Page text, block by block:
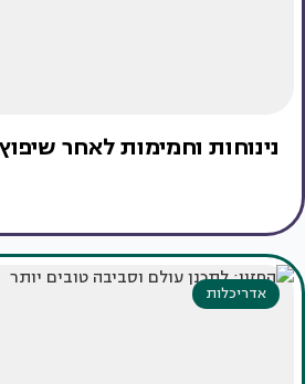
נינוחות וחמימות לאחר
אדריכלות